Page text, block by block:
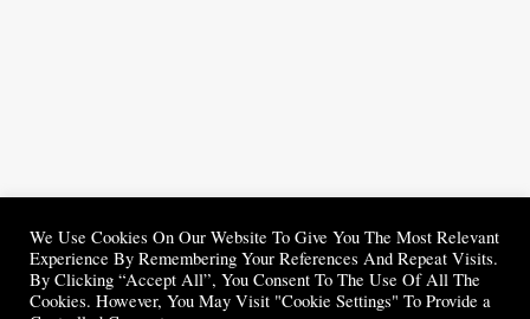
We Use Cookies On Our Website To Give You The Most Relevant
Experience By Remembering Your References And Repeat Visits.
By Clicking “Accept All”, You Consent To The Use Of All The
Cookies. However, You May Visit "Cookie Settings" To Provide a